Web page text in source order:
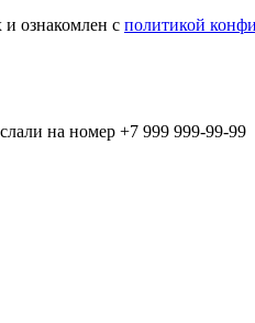
ознакомлен с политикой
на номер +7 999 999-99-99